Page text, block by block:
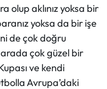
olup aklınız yoksa bir
yoksa da bir işe
de çok doğru
çok güzel bir
ve kendi
Avrupa’daki